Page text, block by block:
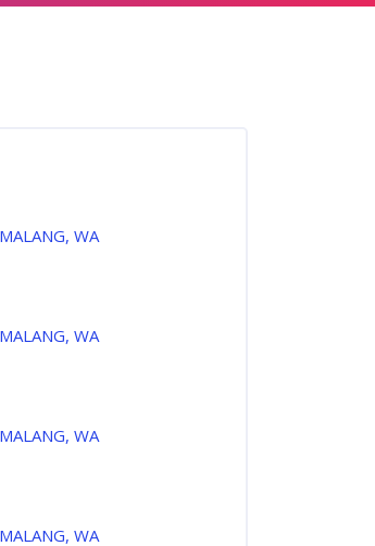
WA
WA
WA
WA